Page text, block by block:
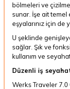
bölmeleri ve
sunar. İşe ait temel
eşyalarınız için de
U şeklinde
sağlar. Şık ve
kullanım ve
Düzenli iş
Werks Traveler